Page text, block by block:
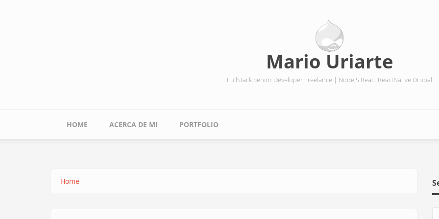
Mario Uriarte
FullStack Senior Developer Freelance | NodeJS React ReactNative Drupal
Main
HOME ACERCA DE MI PORTFOLIO
Home